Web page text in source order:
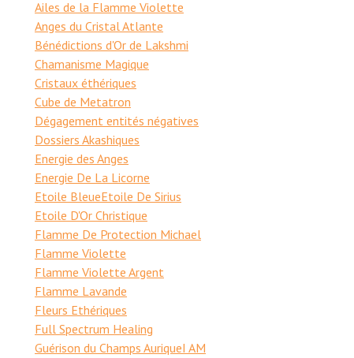
Ailes de la Flamme Violette
Anges du Cristal Atlante
Bénédictions d'Or de Lakshmi
Chamanisme Magique
Cristaux éthériques
Cube de Metatron
Dégagement entités négatives
Dossiers Akashiques
Energie des Anges
Energie De La Licorne
Etoile BleueEtoile De Sirius
Etoile D'Or Christique
Flamme De Protection Michael
Flamme Violette
Flamme Violette Argent
Flamme Lavande
Fleurs Ethériques
Full Spectrum Healing
Guérison du Champs AuriqueI AM